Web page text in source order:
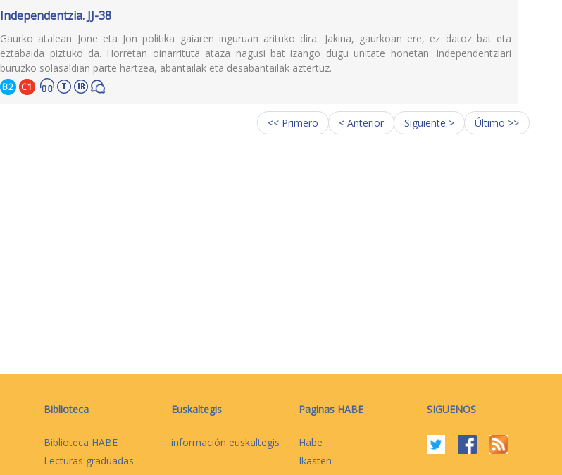
Independentzia. JJ-38
Gaurko atalean Jone eta Jon politika gaiaren inguruan arituko dira. Jakina, gaurkoan ere, ez datoz bat eta
eztabaida piztuko da. Horretan oinarrituta ataza nagusi bat izango dugu unitate honetan: Independentziari
buruzko solasaldian parte hartzea, abantailak eta desabantailak aztertuz.
B2 C1
<< Primero < Anterior Siguiente > Último >>
Biblioteca
Biblioteca HABE
Lecturas graduadas
Euskaltegis
información euskaltegis
Paginas HABE
Habe
Ikasten
SIGUENOS